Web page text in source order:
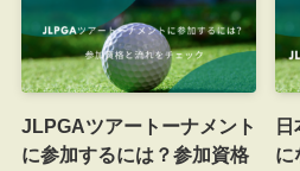
JLPGAツアートーナメント
に参加するには？参加資格
に